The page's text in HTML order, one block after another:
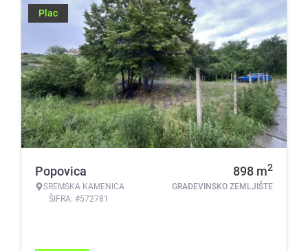
Plac
Popovica
SREMSKA KAMENICA
ŠIFRA: #572781
898 m2
GRAĐEVINSKO ZEMLJIŠTE